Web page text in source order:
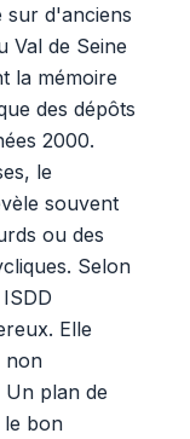
sur d'anciens
Val de Seine
la mémoire
des dépôts
2000.
le
souvent
ou des
Selon
Elle
non
Un plan de
le bon